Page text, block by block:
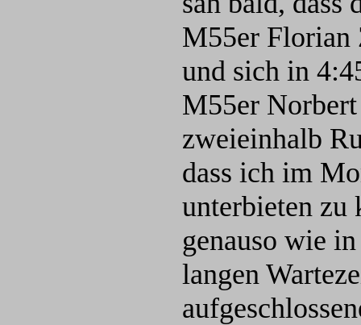
M55er Florian
und sich in
M55er
zweieinhalb
dass ich im
unterbieten zu
genauso wie
langen